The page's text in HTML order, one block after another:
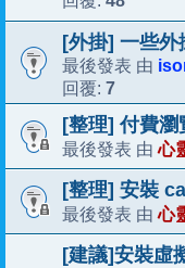
[外掛] 一些外
最後發表 由
回覆: 7
[整理] 付費瀏
最後發表 由心
[整理] 安裝
最後發表 由心
[建議]安裝虛